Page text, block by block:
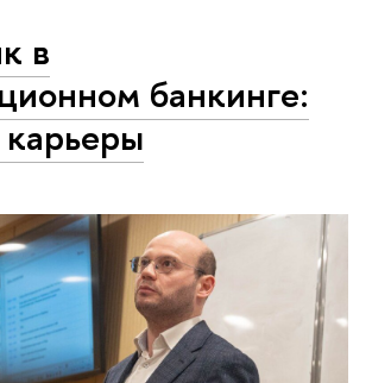
в
банкинге: